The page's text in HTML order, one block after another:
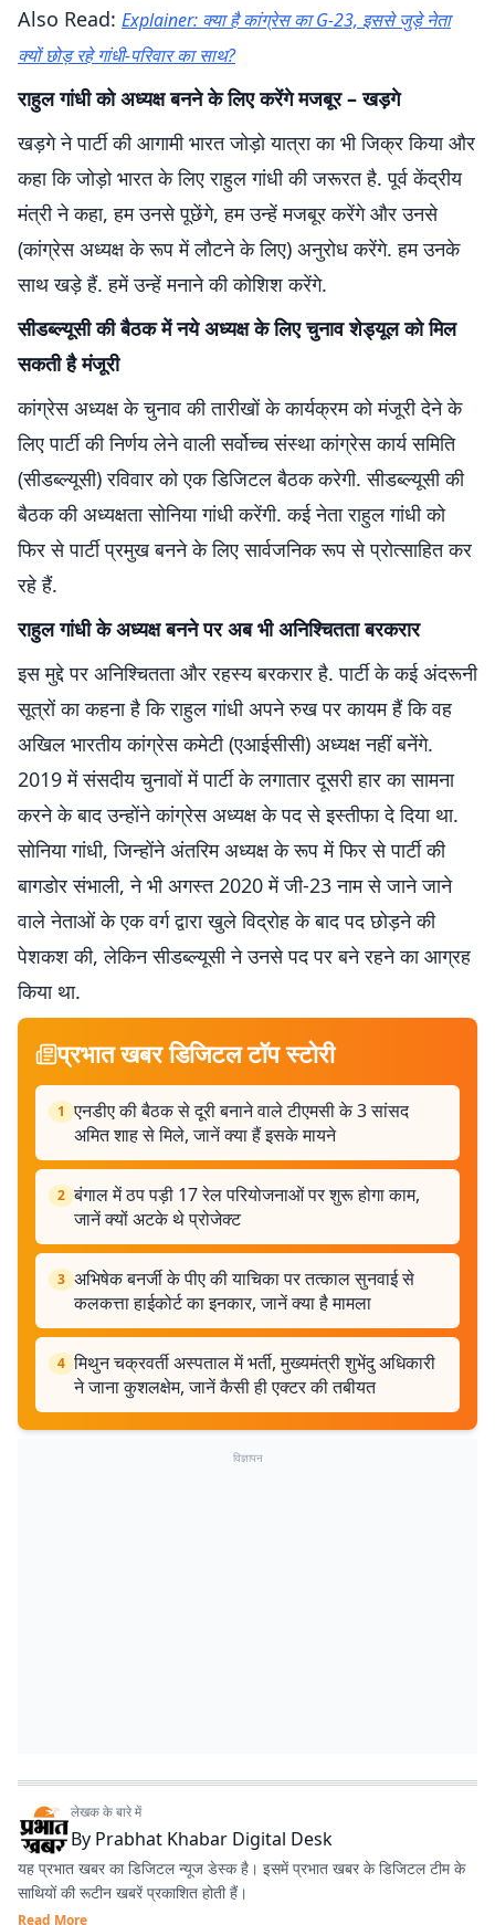
Also Read: Explainer: क्या है कांग्रेस का G-23, इससे जुड़े नेता
क्यों छोड़ रहे गांधी-परिवार का साथ?
राहुल गांधी को अध्यक्ष बनने के लिए करेंगे मजबूर – खड़गे
खड़गे ने पार्टी की आगामी भारत जोड़ो यात्रा का भी जिक्र किया और
कहा कि जोड़ो भारत के लिए राहुल गांधी की जरूरत है. पूर्व केंद्रीय
मंत्री ने कहा, हम उनसे पूछेंगे, हम उन्हें मजबूर करेंगे और उनसे
(कांग्रेस अध्यक्ष के रूप में लौटने के लिए) अनुरोध करेंगे. हम उनके
साथ खड़े हैं. हमें उन्हें मनाने की कोशिश करेंगे.
सीडब्ल्यूसी की बैठक में नये अध्यक्ष के लिए चुनाव शेड्यूल को मिल
सकती है मंजूरी
कांग्रेस अध्यक्ष के चुनाव की तारीखों के कार्यक्रम को मंजूरी देने के
लिए पार्टी की निर्णय लेने वाली सर्वोच्च संस्था कांग्रेस कार्य समिति
(सीडब्ल्यूसी) रविवार को एक डिजिटल बैठक करेगी. सीडब्ल्यूसी की
बैठक की अध्यक्षता सोनिया गांधी करेंगी. कई नेता राहुल गांधी को
फिर से पार्टी प्रमुख बनने के लिए सार्वजनिक रूप से प्रोत्साहित कर
रहे हैं.
राहुल गांधी के अध्यक्ष बनने पर अब भी अनिश्चितता बरकरार
इस मुद्दे पर अनिश्चितता और रहस्य बरकरार है. पार्टी के कई अंदरूनी
सूत्रों का कहना है कि राहुल गांधी अपने रुख पर कायम हैं कि वह
अखिल भारतीय कांग्रेस कमेटी (एआईसीसी) अध्यक्ष नहीं बनेंगे.
2019 में संसदीय चुनावों में पार्टी के लगातार दूसरी हार का सामना
करने के बाद उन्होंने कांग्रेस अध्यक्ष के पद से इस्तीफा दे दिया था.
सोनिया गांधी, जिन्होंने अंतरिम अध्यक्ष के रूप में फिर से पार्टी की
बागडोर संभाली, ने भी अगस्त 2020 में जी-23 नाम से जाने जाने
वाले नेताओं के एक वर्ग द्वारा खुले विद्रोह के बाद पद छोड़ने की
पेशकश की, लेकिन सीडब्ल्यूसी ने उनसे पद पर बने रहने का आग्रह
किया था.
प्रभात खबर डिजिटल टॉप स्टोरी
1 एनडीए की बैठक से दूरी बनाने वाले टीएमसी के 3 सांसद
अमित शाह से मिले, जानें क्या हैं इसके मायने
2 बंगाल में ठप पड़ी 17 रेल परियोजनाओं पर शुरू होगा काम,
जानें क्यों अटके थे प्रोजेक्ट
3 अभिषेक बनर्जी के पीए की याचिका पर तत्काल सुनवाई से
कलकत्ता हाईकोर्ट का इनकार, जानें क्या है मामला
4 मिथुन चक्रवर्ती अस्पताल में भर्ती, मुख्यमंत्री शुभेंदु अधिकारी
ने जाना कुशलक्षेम, जानें कैसी ही एक्टर की तबीयत
विज्ञापन
लेखक के बारे में
By Prabhat Khabar Digital Desk
यह प्रभात खबर का डिजिटल न्यूज डेस्क है। इसमें प्रभात खबर के डिजिटल टीम के
साथियों की रूटीन खबरें प्रकाशित होती हैं।
Read More